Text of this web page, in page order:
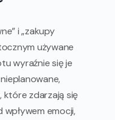
i „zakupy
używane
wyraźnie się je
zdarzają się
emocji,